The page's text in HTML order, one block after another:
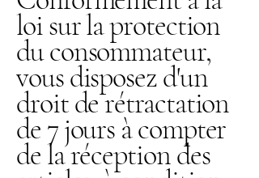
loi sur la protection
du consommateur,
vous disposez d'un
droit de rétractation
de 7 jours à compter
de la réception des